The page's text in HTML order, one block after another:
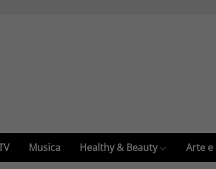
Musica Healthy & Beauty Arte e